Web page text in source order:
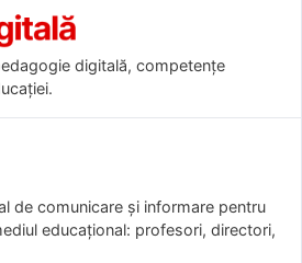
digitală, competențe
de comunicare și informare pentru
educațional: profesori, directori,